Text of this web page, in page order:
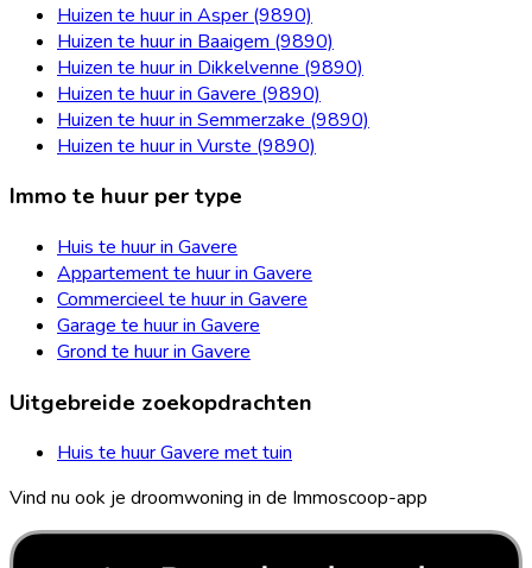
Huizen te huur in Asper (9890)
Huizen te huur in Baaigem (9890)
Huizen te huur in Dikkelvenne (9890)
Huizen te huur in Gavere (9890)
Huizen te huur in Semmerzake (9890)
Huizen te huur in Vurste (9890)
Immo te huur per type
Huis te huur in Gavere
Appartement te huur in Gavere
Commercieel te huur in Gavere
Garage te huur in Gavere
Grond te huur in Gavere
Uitgebreide zoekopdrachten
Huis te huur Gavere met tuin
Vind nu ook je droomwoning in de Immoscoop-app